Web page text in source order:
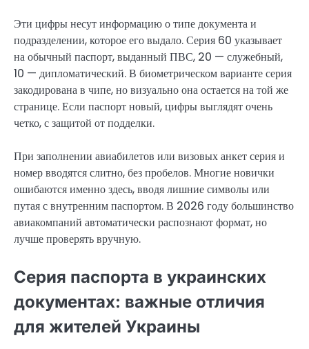
Эти цифры несут информацию о типе документа и
подразделении, которое его выдало. Серия 60 указывает
на обычный паспорт, выданный ПВС, 20 — служебный,
10 — дипломатический. В биометрическом варианте серия
закодирована в чипе, но визуально она остается на той же
странице. Если паспорт новый, цифры выглядят очень
четко, с защитой от подделки.
При заполнении авиабилетов или визовых анкет серия и
номер вводятся слитно, без пробелов. Многие новички
ошибаются именно здесь, вводя лишние символы или
путая с внутренним паспортом. В 2026 году большинство
авиакомпаний автоматически распознают формат, но
лучше проверять вручную.
Серия паспорта в украинских
документах: важные отличия
для жителей Украины